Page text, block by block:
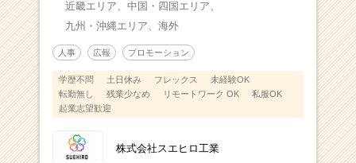
近畿エリア、 中国・四国エリア、
九州・沖縄エリア、 海外
人事 広報 プロモーション
学歴不問 土日休み フレックス
未経験OK
転勤無し
残業少なめ リモートワーク OK
私服OK
起業志望歓迎
株式会社スエヒロ工業